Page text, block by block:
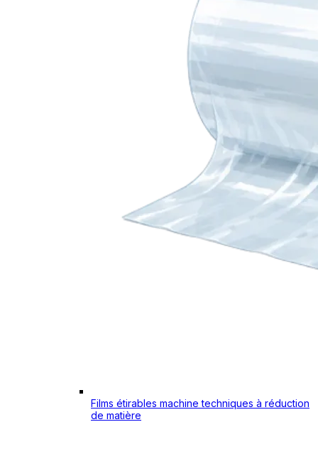
Films étirables machine techniques à réduction
de matière